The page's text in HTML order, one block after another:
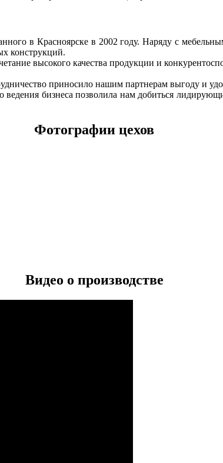
в Красноярске в 2002 году. Наряду с
конструкций.
высокого качества продукции и
приносило нашим партнерам выгоду и
бизнеса позволила нам добиться
Фотографии цехов
Видео о производстве